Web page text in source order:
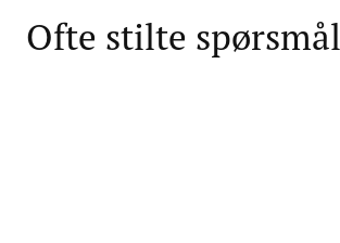
Ofte stilte spørsmål